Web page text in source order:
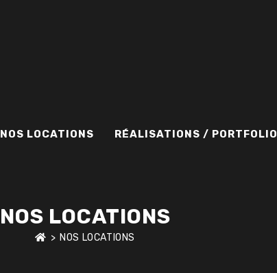
NOS LOCATIONS RÉALISATIONS / PORTFOLIO
NOS LOCATIONS
> NOS LOCATIONS